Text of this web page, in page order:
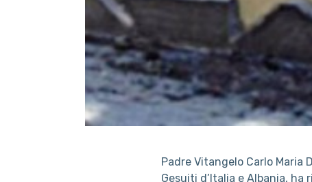
Padre Vitangelo Carlo Maria
Gesuiti d’Italia e Albania,